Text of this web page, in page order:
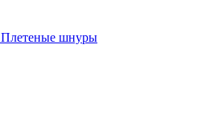
Плетеные шнуры